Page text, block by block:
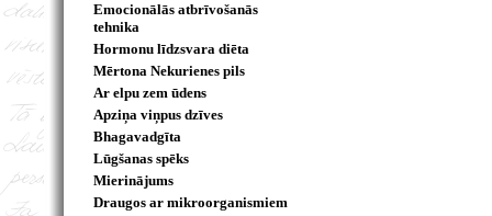
Emocionālās atbrīvošanās
tehnika
Hormonu līdzsvara diēta
Mērtona Nekurienes pils
Ar elpu zem ūdens
Apziņa viņpus dzīves
Bhagavadgīta
Lūgšanas spēks
Mierinājums
Draugos ar mikroorganismiem